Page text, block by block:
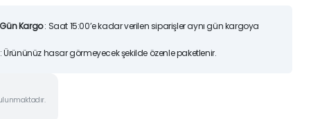
Gün Kargo: Saat 15:00’e kadar verilen siparişler aynı gün kargoya
Ürününüz hasar görmeyecek şekilde özenle paketlenir.